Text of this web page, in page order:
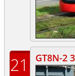
21
GT8N-2